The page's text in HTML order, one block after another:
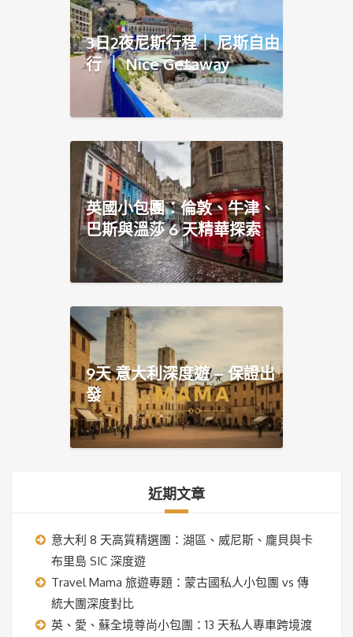
3日2夜尼斯行程｜ 尼斯自由
行 ｜ Nice Getaway
英國小包團：倫敦、牛津、
巴斯與溫莎 6 天精華探索
9天 意大利深度遊 – 保證出
發
近期文章
意大利 8 天高質精選團：湖區、威尼斯、龐貝與卡
布里島 SIC 深度遊
Travel Mama 旅遊專題：蒙古國私人小包團 vs 傳
統大團深度對比
英、愛、蘇全境尊尚小包團：13 天私人專車跨境渡